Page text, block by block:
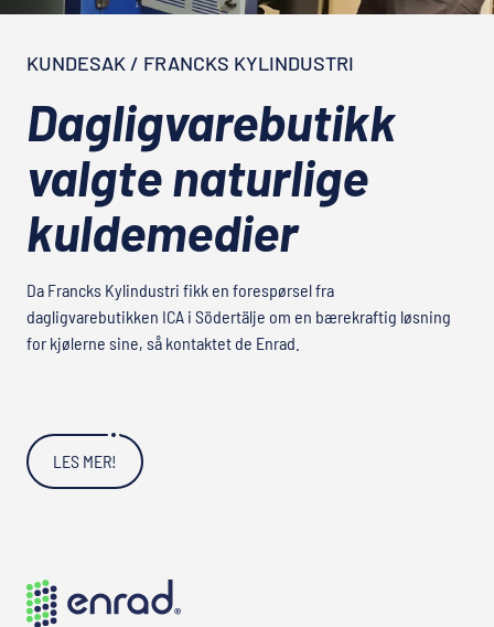
KUNDESAK / FRANCKS KYLINDUSTRI
Dagligvarebutikk
valgte naturlige
kuldemedier
Da Francks Kylindustri fikk en forespørsel fra
dagligvarebutikken ICA i Södertälje om en bærekraftig løsning
for kjølerne sine, så kontaktet de Enrad.
LES MER!